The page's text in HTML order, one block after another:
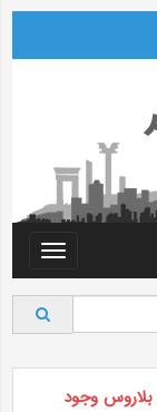
Toggle
وجود